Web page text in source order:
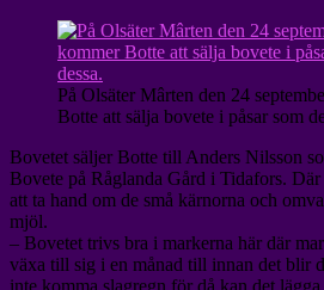
På Olsäter Mârten den 24
Botte att sälja bovete i påsar som
Bovetet säljer Botte till Anders Nilsson
Bovete på Råglanda Gård i Tidafors.
att ta hand om de små kärnorna och
mjöl.
– Bovetet trivs bra i markerna här där
växa till sig i en månad till innan det blir
inte komma slagregn för då kan det